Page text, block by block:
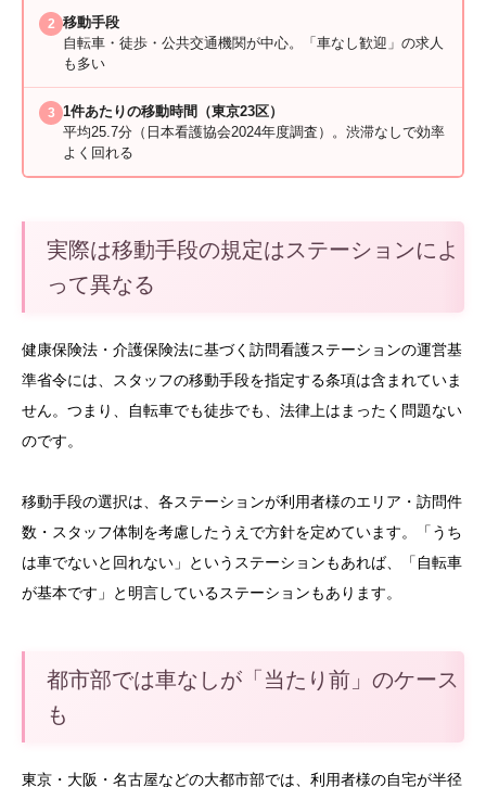
2 移動手段
自転車・徒歩・公共交通機関が中心。「車なし歓迎」の求人
も多い
3
1件あたりの移動時間（東京23区）
平均25.7分（日本看護協会2024年度調査）。渋滞なしで効率
よく回れる
実際は移動手段の規定はステーションによ
って異なる
健康保険法・介護保険法に基づく訪問看護ステーションの運営基
準省令には、スタッフの移動手段を指定する条項は含まれていま
せん。つまり、自転車でも徒歩でも、法律上はまったく問題ない
のです。
移動手段の選択は、各ステーションが利用者様のエリア・訪問件
数・スタッフ体制を考慮したうえで方針を定めています。「うち
は車でないと回れない」というステーションもあれば、「自転車
が基本です」と明言しているステーションもあります。
都市部では車なしが「当たり前」のケース
も
東京・大阪・名古屋などの大都市部では、利用者様の自宅が半径